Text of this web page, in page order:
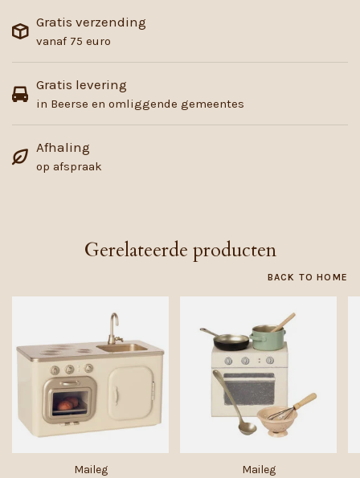
Gratis verzending
vanaf 75 euro
Gratis levering
in Beerse en omliggende gemeentes
Afhaling
op afspraak
Gerelateerde producten
BACK TO HOME
Maileg Maileg